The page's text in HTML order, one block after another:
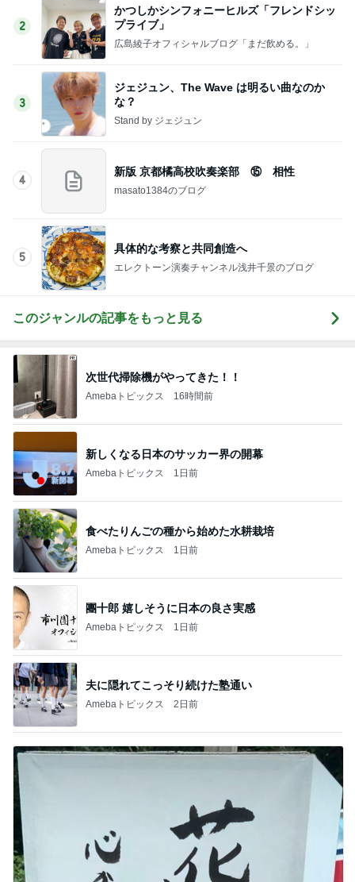
2
かつしかシンフォニーヒルズ「フレンドシッ
プライブ」
広島綾子オフィシャルブログ「まだ飲める。」
3
ジェジュン、The Wave は明るい曲なのか
な？
Stand by ジェジュン
4
新版 京都橘高校吹奏楽部 ⑮ 相性
masato1384のブログ
5
具体的な考察と共同創造へ
エレクトーン演奏チャンネル浅井千景のブログ
このジャンルの記事をもっと見る
次世代掃除機がやってきた！！
Amebaトピックス 16時間前
新しくなる日本のサッカー界の開幕
Amebaトピックス 1日前
食べたりんごの種から始めた水耕栽培
Amebaトピックス 1日前
團十郎 嬉しそうに日本の良さ実感
Amebaトピックス 1日前
夫に隠れてこっそり続けた塾通い
Amebaトピックス 2日前